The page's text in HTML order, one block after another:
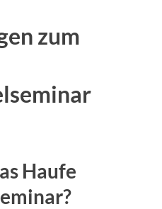
zum
Haufe